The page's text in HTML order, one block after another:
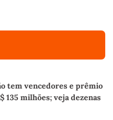
tem vencedores e prêmio
135 milhões; veja dezenas